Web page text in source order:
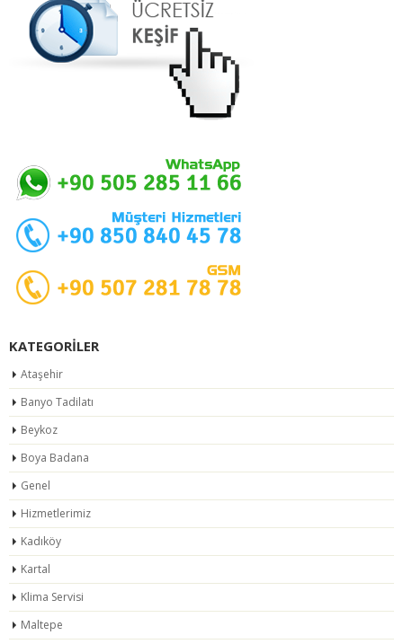
KATEGORILER
Ataşehir
Banyo Tadilatı
Beykoz
Boya Badana
Genel
Hizmetlerimiz
Kadıköy
Kartal
Klima Servisi
Maltepe